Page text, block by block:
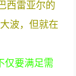
西雷亚尔的
波，但就在
仅要满足需